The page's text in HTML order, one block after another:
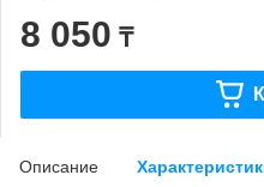
8 050 ₸
Описание